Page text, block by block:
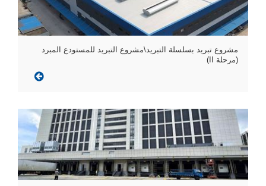
مشروع تبريد بسلسلة التبريد\مشروع التبريد للمستودع المبرد
(مرحلة II)